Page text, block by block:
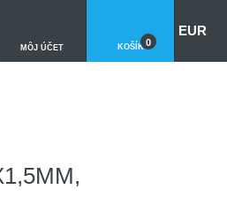
MÔJ ÚČET KOŠÍK 0
EUR